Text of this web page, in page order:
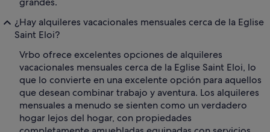
¿Hay alquileres vacacionales mensuales cerca de la Eglise
Saint Eloi?
Vrbo ofrece excelentes opciones de alquileres
vacacionales mensuales cerca de la Eglise Saint Eloi, lo
que lo convierte en una excelente opción para aquellos
que desean combinar trabajo y aventura. Los alquileres
mensuales a menudo se sienten como un verdadero
hogar lejos del hogar, con propiedades